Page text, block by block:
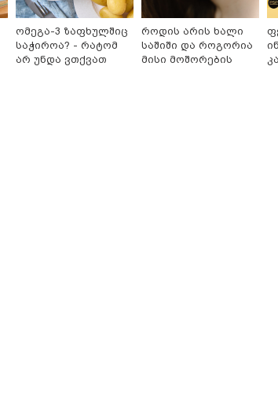
ომეგა-3 ზაფხულშიც
საჭიროა? - რატომ
არ უნდა ვთქვათ
როდის არის ხალი
საშიში და როგორია
მისი მოშორების